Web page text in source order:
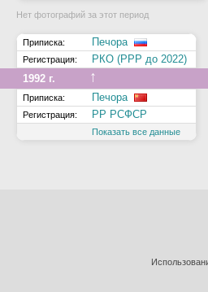
Нет фотографий за этот период
Приписка: Печора
Регистрация:
РКО (РРР до 2022)
1992 г.
↑
Приписка: Печора
Регистрация: РР РСФСР
Показать все данные